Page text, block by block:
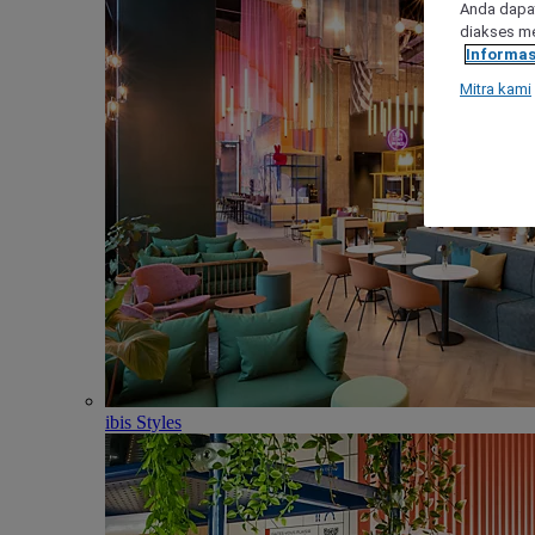
ibis Styles
Anda
diakses
Mitra kami